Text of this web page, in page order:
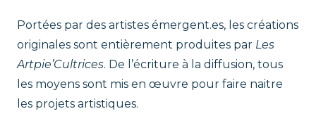
Portées par des artistes émergent.es, les créations
originales sont entièrement produites par Les
Artpie’Cultrices. De l’écriture à la diffusion, tous
les moyens sont mis en œuvre pour faire naitre
les projets artistiques.